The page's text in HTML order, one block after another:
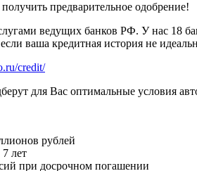
предварительное одобрение!
ведущих банков РФ. У нас 18
ваша кредитная история не
credit/
для Вас оптимальные условия
рублей
лет
при досрочном погашении